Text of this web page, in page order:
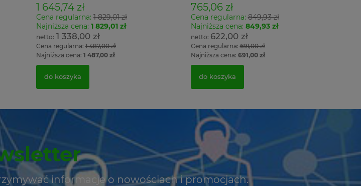
1 645,74 zł
Cena regularna: 1 829,01 zł
Najniższa cena: 1 829,01 zł
1 338,00 zł
Cena regularna: 1 487,00 zł
Najniższa cena: 1 487,00 zł
do koszyka
765,06 zł
Cena regularna:849,93 zł
Najniższa cena: 849,93 zł
622,00 zł
Cena regularna:691,00 zł
Najniższa cena: 691,00 zł
do koszyka
informacje o nowościach i promocjach.